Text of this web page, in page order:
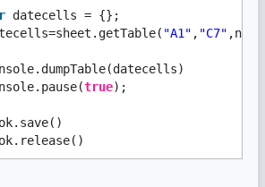
datecells = {};
"A1" , "C7" ,null
true);